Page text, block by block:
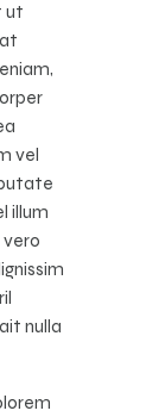
ut
vel
illum
nulla